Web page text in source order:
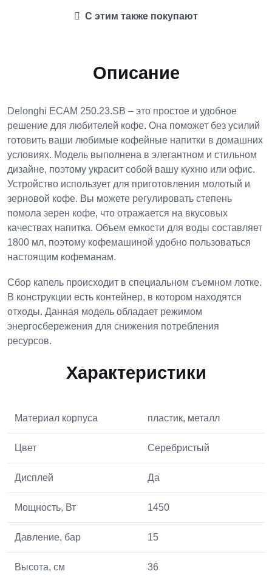
С этим также покупают
Описание
Delonghi ECAM 250.23.SB – это простое и удобное
решение для любителей кофе. Она поможет без усилий
готовить ваши любимые кофейные напитки в домашних
условиях. Модель выполнена в элегантном и стильном
дизайне, поэтому украсит собой вашу кухню или офис.
Устройство использует для приготовления молотый и
зерновой кофе. Вы можете регулировать степень
помола зерен кофе, что отражается на вкусовых
качествах напитка. Объем емкости для воды составляет
1800 мл, поэтому кофемашиной удобно пользоваться
настоящим кофеманам.
Сбор капель происходит в специальном съемном лотке.
В конструкции есть контейнер, в котором находятся
отходы. Данная модель обладает режимом
энергосбережения для снижения потребления
ресурсов.
Характеристики
Материал корпуса пластик, металл
Цвет Серебристый
Дисплей Да
Мощность, Вт 1450
Давление, бар 15
Высота, см 36